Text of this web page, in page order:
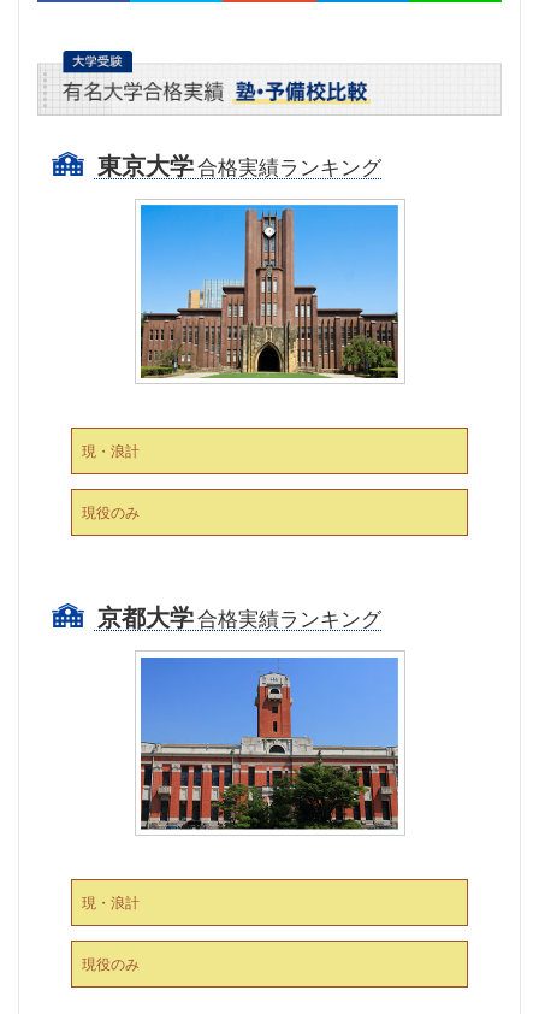
東京大学合格実績ランキング
現・浪計
現役のみ
京都大学合格実績ランキング
現・浪計
現役のみ